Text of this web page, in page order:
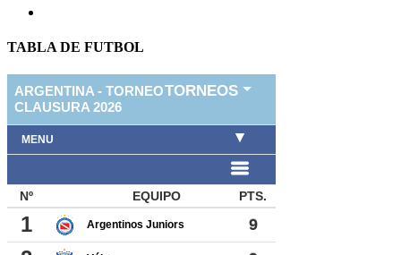
TABLA DE FUTBOL